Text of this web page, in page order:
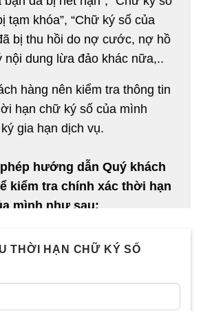
tạm khóa”, “Chữ ký số của
bị thu hồi do nợ cước, nợ hồ
nội dung lừa đảo khác nữa,..
hàng nên kiểm tra thông tin
hạn chữ ký số của mình
gia hạn dịch vụ.
hướng dẫn Quý khách
kiểm tra chính xác thời hạn
mình như sau:
cung cấp để tra cứu thời hạn
tinform liên hệ tra cứu thời
tra cứu thời hạn chính xác
THỜI HẠN CHỮ KÝ SỐ